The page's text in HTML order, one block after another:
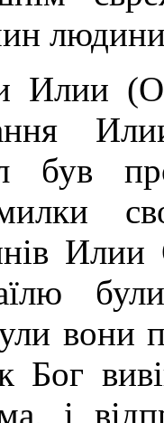
Илии
був
вони
Бог
і